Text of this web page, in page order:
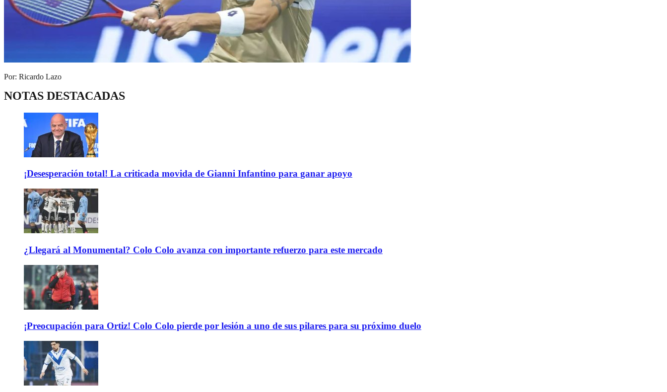
Por: Ricardo Lazo
NOTAS DESTACADAS
¡Desesperación total! La criticada movida de Gianni Infantino para ganar apoyo
¿Llegará al Monumental? Colo Colo avanza con importante refuerzo para este mercado
¡Preocupación para Ortiz! Colo Colo pierde por lesión a uno de sus pilares para su próximo duelo